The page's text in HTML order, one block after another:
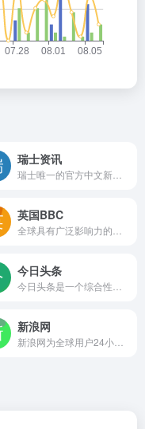
瑞士资讯
英国BBC
今日头条
新浪网